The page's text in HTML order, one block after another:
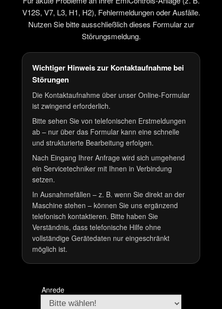
V12S, V7, L3, H1, H2), Fehlermeldungen oder Ausfälle.
Nutzen Sie bitte ausschließlich dieses Formular zur
Störungsmeldung.
Wichtiger Hinweis zur Kontaktaufnahme bei
Störungen
Die Kontaktaufnahme über unser Online-Formular
ist zwingend erforderlich.
Bitte sehen Sie von telefonischen Erstmeldungen
ab – nur über das Formular kann eine schnelle
und strukturierte Bearbeitung erfolgen.
Nach Eingang Ihrer Anfrage wird sich umgehend
ein Servicetechniker mit Ihnen in Verbindung
setzen.
In Ausnahmefällen – z. B. wenn Sie direkt an der
Maschine stehen – können Sie uns ergänzend
telefonisch kontaktieren. Bitte haben Sie
Verständnis, dass telefonische Hilfe ohne
vollständige Gerätedaten nur eingeschränkt
möglich ist.